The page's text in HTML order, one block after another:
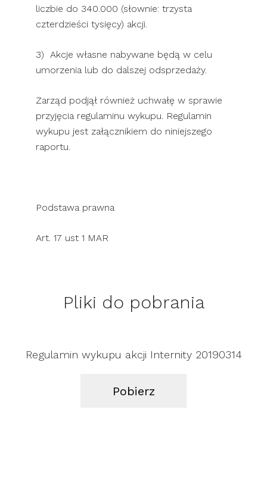
liczbie do 340.000 (słownie: trzysta
czterdzieści tysięcy) akcji.
3) Akcje własne nabywane będą w celu
umorzenia lub do dalszej odsprzedaży.
Zarząd podjął również uchwałę w sprawie
przyjęcia regulaminu wykupu. Regulamin
wykupu jest załącznikiem do niniejszego
raportu.
Podstawa prawna
Art. 17 ust 1 MAR
Pliki do pobrania
Regulamin wykupu akcji Internity 20190314
Pobierz